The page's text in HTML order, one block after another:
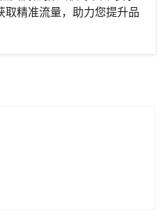
取精准流量，助力您提升品